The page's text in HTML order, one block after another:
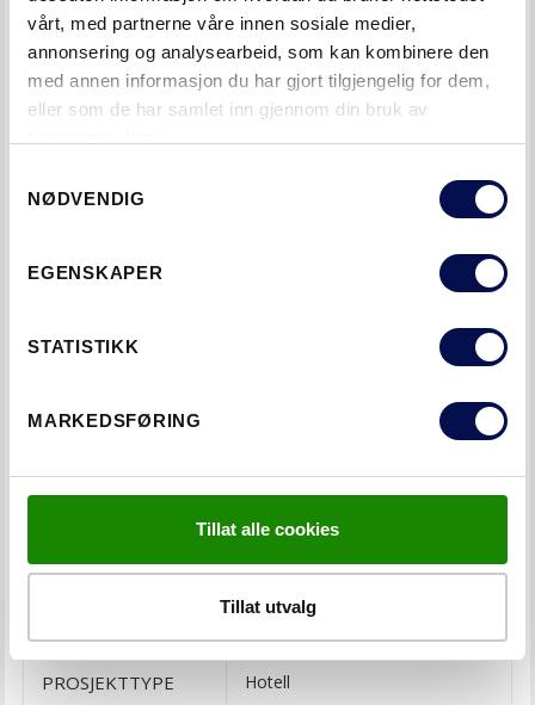
vårt, med partnerne våre innen sosiale medier,
annonsering og analysearbeid, som kan kombinere den
med annen informasjon du har gjort tilgjengelig for dem,
eller som de har samlet inn gjennom din bruk av
Selection
NØDVENDIG
EGENSKAPER
STATISTIKK
MARKEDSFØRING
Tillat alle cookies
Tillat utvalg
Prosjektet er et av Scandics signaturhoteller og
Swedoor har levert laminatdører, malte trekarmer og
hengsler, stålbeslåtte terskler til romdører og noen 47dB-
PROSJEKTTYPE Hotell